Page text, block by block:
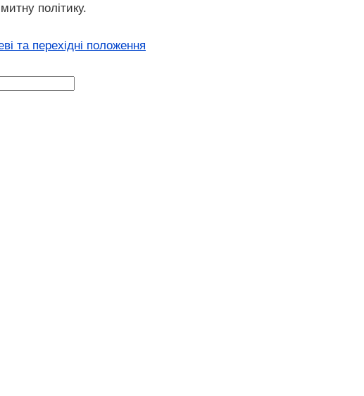
політику.
та перехідні положення